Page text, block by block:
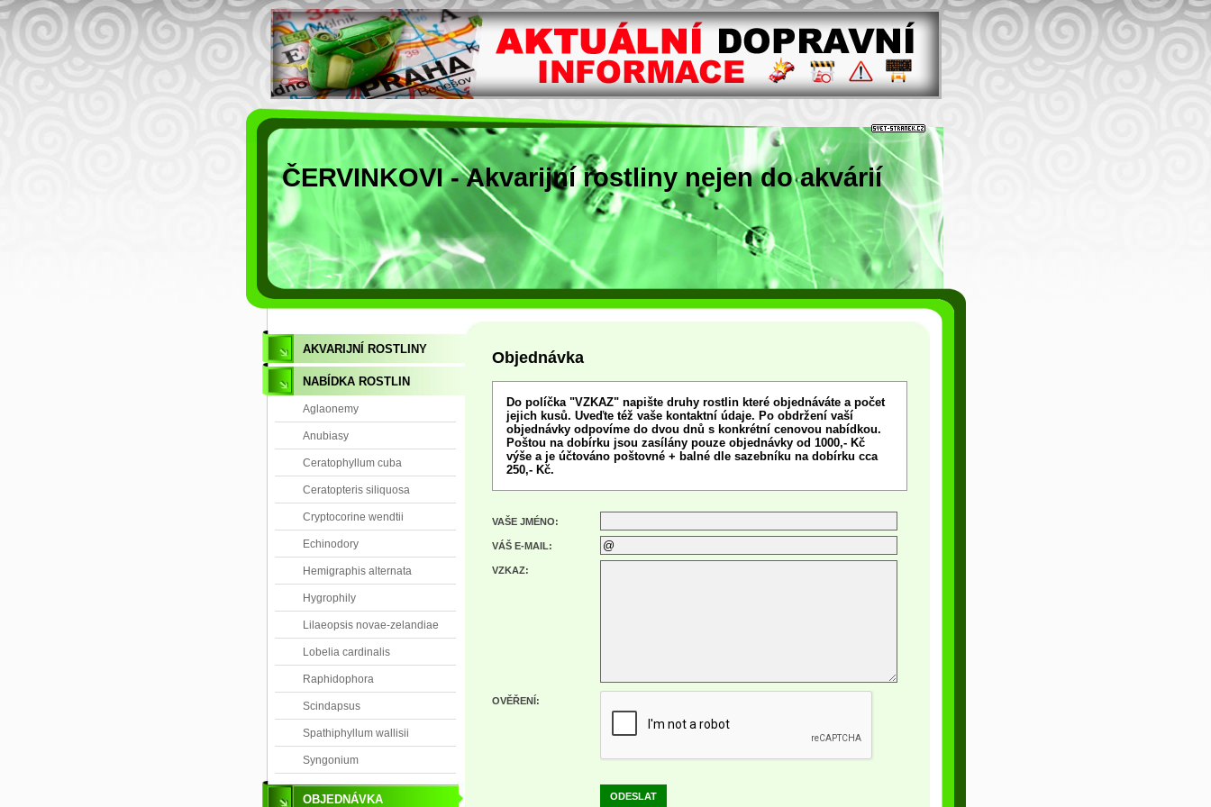
ČERVINKOVI - Akvarijní rostliny nejen do akvárií
Objednávka
Do políčka "VZKAZ" napište druhy rostlin které objednáváte a počet
jejich kusů. Uveďte též vaše kontaktní údaje. Po obdržení vaší
objednávky odpovíme do dvou dnů s konkrétní cenovou nabídkou.
Poštou na dobírku jsou zasílány pouze objednávky od 1000,- Kč
výše a je účtováno poštovné + balné dle sazebníku na dobírku cca
250,- Kč.
VAŠE JMÉNO:
VÁŠ E-MAIL:
VZKAZ:
OVĚŘENÍ:
ODESLAT
AKVARIJNÍ ROSTLINY
NABÍDKA ROSTLIN
Aglaonemy
Anubiasy
Ceratophyllum cuba
Ceratopteris siliquosa
Cryptocorine wendtii
Echinodory
Hemigraphis alternata
Hygrophily
Lilaeopsis novae-zelandiae
Lobelia cardinalis
Raphidophora
Scindapsus
Spathiphyllum wallisii
Syngonium
OBJEDNÁVKA